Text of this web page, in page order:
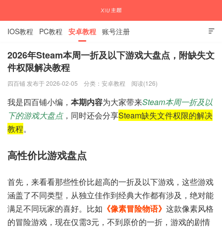
国内外APP下载注册教程

IOS教程 PC教程 安卓教程 账号注册
2026年Steam本周一折及以下游戏大盘点，附缺失文
件权限解决教程
四百铺 发布于 2026-02-05 分类： 安卓教程 阅读(126)
我是四百铺小编， 本期内容为大家带来Steam本周一折及以
下的游戏大盘点，同时还会分享Steam缺失文件权限的解决
教程。
高性价比游戏盘点
首先，来看看那些性价比超高的一折及以下游戏，这些游戏
涵盖了不同类型，从独立佳作到经典大作都有涉及，绝对能
满足不同玩家的喜好。比如 《像素冒险物语》 这款像素风格
的冒险游戏，现在仅需3元，不到原价的一折，游戏的剧情